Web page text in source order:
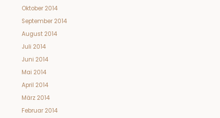
Oktober 2014
September 2014
August 2014
Juli 2014
Juni 2014
Mai 2014
April 2014
März 2014
Februar 2014